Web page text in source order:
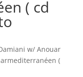
( cd
w/ Anouar
(